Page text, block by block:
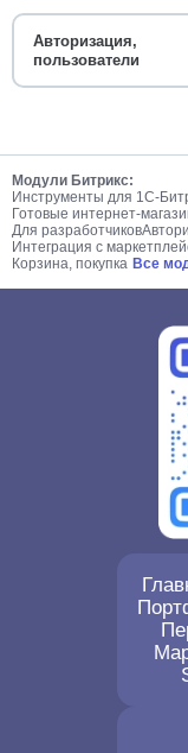
Авторизация,
пользователи
Модули Битрикс:
Инструменты для 1С-
Готовые интернет-
Для разработчиков
Интеграция с
Корзина, покупка Все